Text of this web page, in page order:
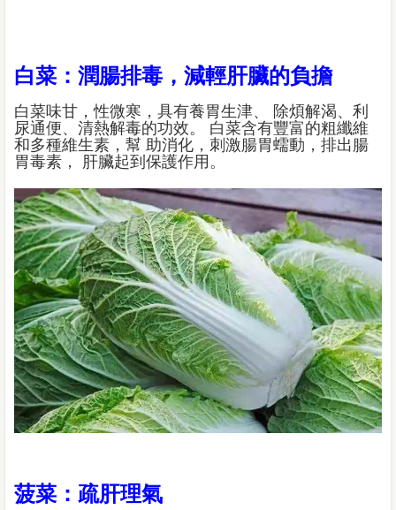
白菜：潤腸排毒，減輕肝臟的負擔
白菜味甘，性微寒，具有養胃生津、 除煩解渴、利
尿通便、清熱解毒的功效。 白菜含有豐富的粗纖維
和多種維生素，幫 助消化，刺激腸胃蠕動，排出腸
胃毒素， 肝臟起到保護作用。
菠菜：疏肝理氣